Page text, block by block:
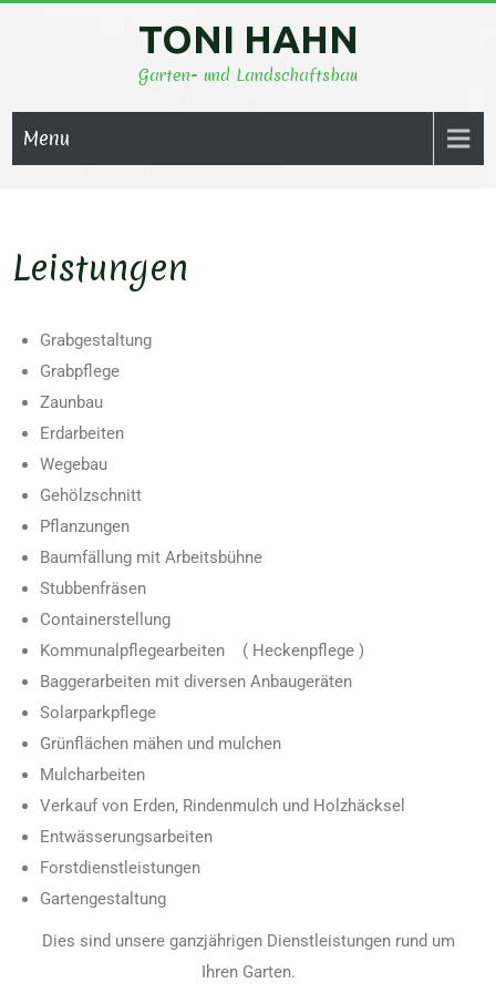
TONI HAHN
Garten- und Landschaftsbau
Menu
Leistungen
Grabgestaltung
Grabpflege
Zaunbau
Erdarbeiten
Wegebau
Gehölzschnitt
Pflanzungen
Baumfällung mit Arbeitsbühne
Stubbenfräsen
Containerstellung
Kommunalpflegearbeiten ( Heckenpflege )
Baggerarbeiten mit diversen Anbaugeräten
Solarparkpflege
Grünflächen mähen und mulchen
Mulcharbeiten
Verkauf von Erden, Rindenmulch und Holzhäcksel
Entwässerungsarbeiten
Forstdienstleistungen
Gartengestaltung
Dies sind unsere ganzjährigen Dienstleistungen rund um
Ihren Garten.